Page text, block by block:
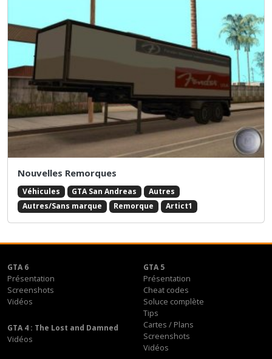
Nouvelles Remorques
Véhicules GTA San Andreas
Autres
Autres/Sans marque
Remorque Artict1
GTA 6
Présentation
Screenshots
Vidéos
GTA 5
Présentation
Cheat codes
Soluce complète
Tips
Cartes / Plans
Screenshots
Vidéos
GTA 4 : The Lost and Damned
Vidéos